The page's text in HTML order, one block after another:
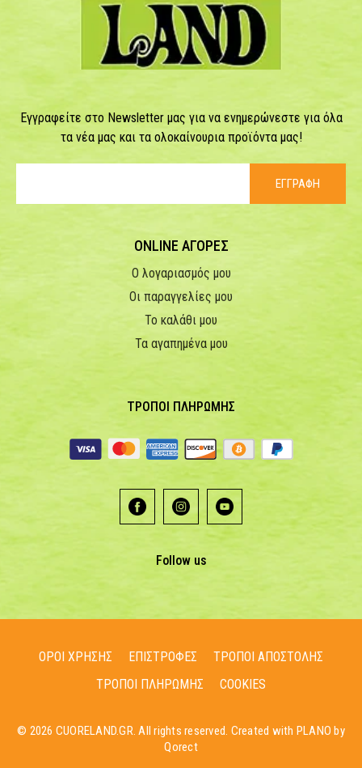
Εγγραφείτε στο Newsletter μας για να ενημερώνεστε για όλα
τα νέα μας και τα ολοκαίνουρια προϊόντα μας!
ΕΓΓΡΑΦΗ
ONLINE ΑΓΟΡΕΣ
Ο λογαριασμός μου
Οι παραγγελίες μου
Το καλάθι μου
Τα αγαπημένα μου
ΤΡΟΠΟΙ ΠΛΗΡΩΜΗΣ
Follow us
ΟΡΟΙ ΧΡΗΣΗΣ ΕΠΙΣΤΡΟΦΕΣ
ΤΡΟΠΟΙ ΑΠΟΣΤΟΛΗΣ
ΤΡΟΠΟΙ ΠΛΗΡΩΜΗΣ
COOKIES
© 2026 CUORELAND.GR. All rights reserved. Created with PLANO by
Qorect